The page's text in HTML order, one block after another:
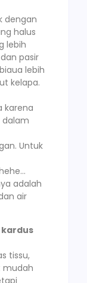
dengan
halus
lebih
pasir
lebih
kelapa.
karena
Untuk
adalah
air
tissu,
mudah